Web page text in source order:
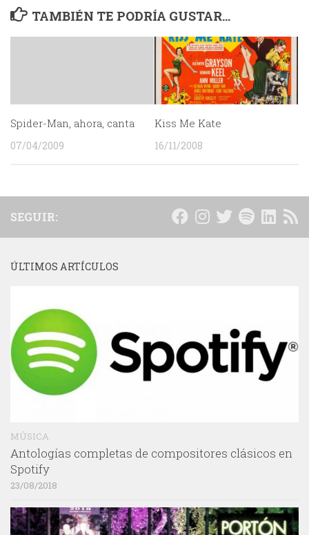
TAMBIÉN TE PODRÍA GUSTAR...
Spider-Man, ahora, canta
07/04/2009
Kiss Me Kate
16/11/2008
SEGUIR:
ÚLTIMOS ARTÍCULOS
MÚSICA
Antologías completas de compositores clásicos en
Spotify
23/08/2018